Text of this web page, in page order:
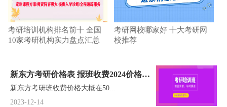
考研培训机构排名前十 全国
10家考研机构实力盘点汇总
考研网校哪家好 十大考研网
校推荐
新东方考研价格表 报班收费2024价格一
览
新东方考研班收费价格大概在50...
2023-12-14